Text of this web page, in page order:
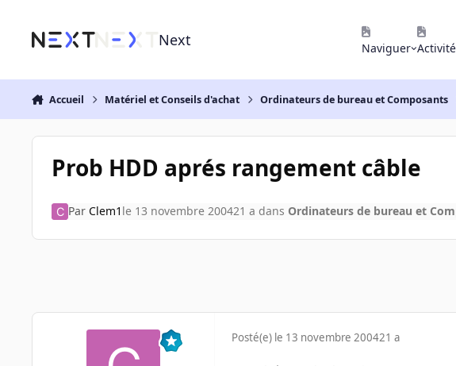
Next Naviguer Activité
Accueil Matériel et Conseils d'achat Ordinateurs de bureau et Composants
Prob HDD aprés rangement câble
Par Clem1 le 13 novembre 200421 a dans Ordinateurs de bureau et
Posté(e) le 13 novembre 200421 a